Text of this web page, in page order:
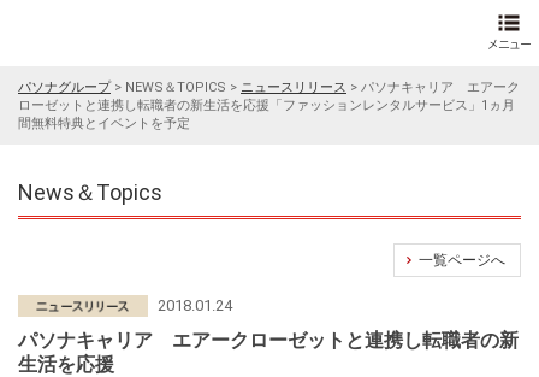
パソナグループ> NEWS＆TOPICS > ニュースリリース > パソナキャリア エアーク
ローゼットと連携し転職者の新生活を応援「ファッションレンタルサービス」1ヵ月
間無料特典とイベントを予定
News＆Topics
一覧ページへ
2018.01.24
パソナキャリア エアークローゼットと連携し転職者の新
生活を応援